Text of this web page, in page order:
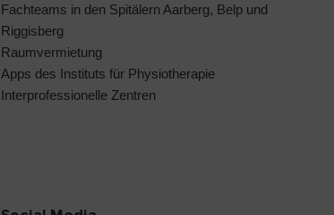
Fachteams in den Spitälern Aarberg, Belp und
Riggisberg
Raumvermietung
Apps des Instituts für Physiotherapie
Interprofessionelle Zentren